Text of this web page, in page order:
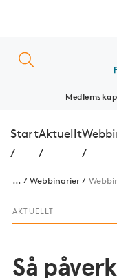
Medlemskap
Start
/
Aktuellt
/
/
... Webbinarier
AKTUELLT
Så